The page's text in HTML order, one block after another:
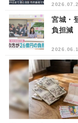
宮城・
負担減